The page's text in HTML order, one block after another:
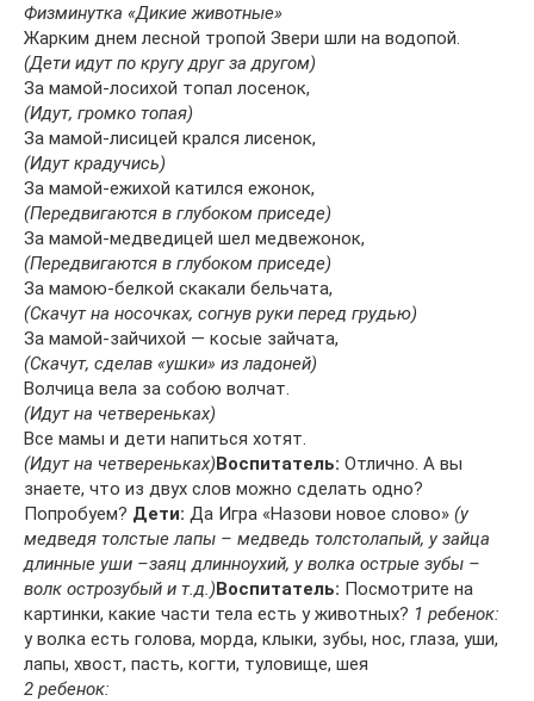
Физминутка «Дикие животные»
Жарким днем лесной тропой Звери шли на водопой.
(Дети идут по кругу друг за другом)
За мамой-лосихой топал лосенок,
(Идут, громко топая)
За мамой-лисицей крался лисенок,
(Идут крадучись)
За мамой-ежихой катился ежонок,
(Передвигаются в глубоком приседе)
За мамой-медведицей шел медвежонок,
(Передвигаются в глубоком приседе)
За мамою-белкой скакали бельчата,
(Скачут на носочках, согнув руки перед грудью)
За мамой-зайчихой — косые зайчата,
(Скачут, сделав «ушки» из ладоней)
Волчица вела за собою волчат.
(Идут на четвереньках)
Все мамы и дети напиться хотят.
(Идут на четвереньках)Воспитатель: Отлично. А вы
знаете, что из двух слов можно сделать одно?
Попробуем? Дети: Да Игра «Назови новое слово» (у
медведя толстые лапы – медведь толстолапый, у зайца
длинные уши –заяц длинноухий, у волка острые зубы –
волк острозубый и т.д.)Воспитатель: Посмотрите на
картинки, какие части тела есть у животных? 1 ребенок:
у волка есть голова, морда, клыки, зубы, нос, глаза, уши,
лапы, хвост, пасть, когти, туловище, шея
2 ребенок: